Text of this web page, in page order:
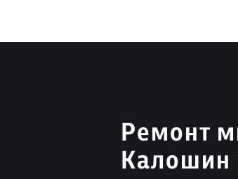
Ремонт
Калошин